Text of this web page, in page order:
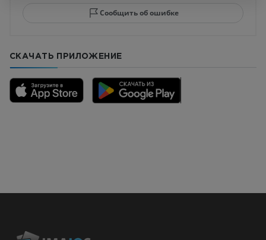
Сообщить об ошибке
СКАЧАТЬ ПРИЛОЖЕНИЕ